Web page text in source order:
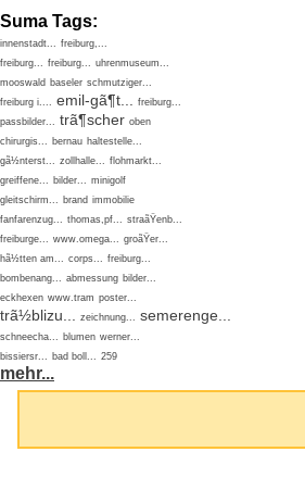
Suma Tags:
innenstadt... freiburg,...
freiburg... freiburg... uhrenmuseum...
mooswald baseler schmutziger...
freiburg i.... emil-gã¶t...
freiburg...
passbilder... trã¶scher oben
chirurgis... bernau haltestelle...
gã½nterst... zollhalle... flohmarkt...
greiffene... bilder... minigolf
gleitschirm... brand immobilie
fanfarenzug... thomas,pf... straãŸenb...
freiburge... www.omega... groãŸer...
hã½tten am... corps... freiburg...
bombenang... abmessung bilder...
eckhexen www.tram poster...
trã½blizu... zeichnung... semerenge...
schneecha... blumen werner...
bissiersr... bad boll... 259
mehr...